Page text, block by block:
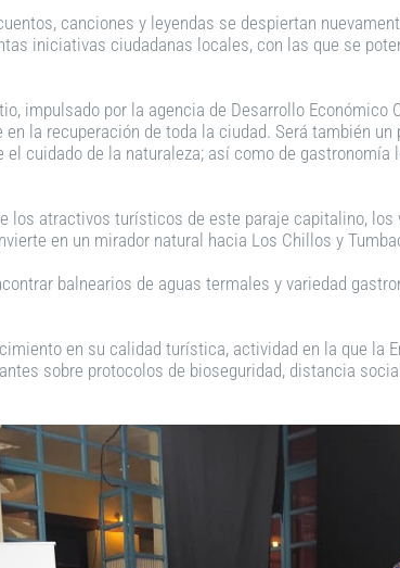
canciones y leyendas se despiertan
iniciativas ciudadanas locales, con las que se
impulsado por la agencia de Desarrollo
la recuperación de toda la ciudad. Será también
cuidado de la naturaleza; así como de
los atractivos turísticos de este paraje capitalino,
en un mirador natural hacia Los Chillos y
balnearios de aguas termales y variedad
en su calidad turística, actividad en la que la
sobre protocolos de bioseguridad, distancia